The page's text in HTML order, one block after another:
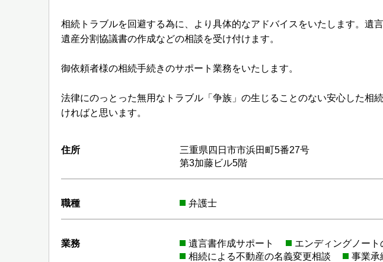
相続トラブルを回避する為に、より具体的なアドバイスをいたします。遺
遺産分割協議書の作成などの相談を受け付けます。
御依頼者様の相続手続きのサポート業務をいたします。
法律にのっとった無用なトラブル「争族」の生じることのない安心した相
ければと思います。
住所
三重県四日市市浜田町5番27号
第3加藤ビル5階
職種 弁護士
業務 遺言書作成サポート
エンディングノート
相続による不動産の名義変更相談
事業承